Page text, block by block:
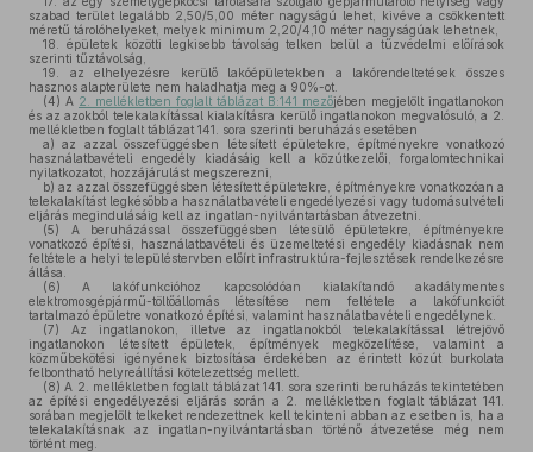
szabad terület legalább 2,50/5,00 méter nagyságú lehet, kivéve a csökkentett
méretű tárolóhelyeket, melyek minimum 2,20/4,10 méter nagyságúak lehetnek,
18.
épületek közötti legkisebb távolság telken belül a tűzvédelmi előírások
szerinti tűztávolság,
19.
az elhelyezésre kerülő lakóépületekben a lakórendeltetések összes
hasznos alapterülete nem haladhatja meg a 90%-ot.
(4) A 2. mellékletben foglalt táblázat B:141 mezőjében megjelölt ingatlanokon
és az azokból telekalakítással kialakításra kerülő ingatlanokon megvalósuló, a 2.
mellékletben foglalt táblázat 141. sora szerinti beruházás esetében
a) az azzal összefüggésben létesített épületekre, építményekre vonatkozó
használatbavételi engedély kiadásáig kell a közútkezelői, forgalomtechnikai
nyilatkozatot, hozzájárulást megszerezni,
b) az azzal összefüggésben létesített épületekre, építményekre vonatkozóan a
telekalakítást legkésőbb a használatbavételi engedélyezési vagy tudomásulvételi
eljárás megindulásáig kell az ingatlan-nyilvántartásban átvezetni.
(5) A beruházással összefüggésben létesülő épületekre, építményekre
vonatkozó építési, használatbavételi és üzemeltetési engedély kiadásnak nem
feltétele a helyi településtervben előírt infrastruktúra-fejlesztések rendelkezésre
állása.
(6) A lakófunkcióhoz kapcsolódóan kialakítandó akadálymentes
elektromosgépjármű-töltőállomás létesítése nem feltétele a lakófunkciót
tartalmazó épületre vonatkozó építési, valamint használatbavételi engedélynek.
(7) Az ingatlanokon, illetve az ingatlanokból telekalakítással létrejövő
ingatlanokon létesített épületek, építmények megközelítése, valamint a
közműbekötési igényének biztosítása érdekében az érintett közút burkolata
felbontható helyreállítási kötelezettség mellett.
(8) A 2. mellékletben foglalt táblázat 141. sora szerinti beruházás tekintetében
az építési engedélyezési eljárás során a 2. mellékletben foglalt táblázat 141.
sorában megjelölt telkeket rendezettnek kell tekinteni abban az esetben is, ha a
telekalakításnak az ingatlan-nyilvántartásban történő átvezetése még nem
történt meg.